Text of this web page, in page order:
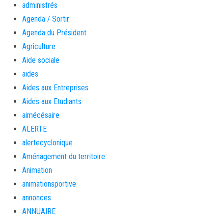
administrés
Agenda / Sortir
Agenda du Président
Agriculture
Aide sociale
aides
Aides aux Entreprises
Aides aux Etudiants
aimécésaire
ALERTE
alertecyclonique
Aménagement du territoire
Animation
animationsportive
annonces
ANNUAIRE